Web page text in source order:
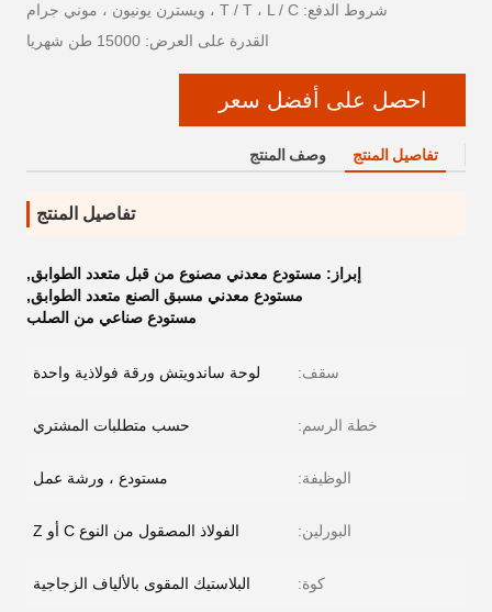
شروط الدفع: T / T ، L / C ، ويسترن يونيون ، موني جرام
القدرة على العرض: 15000 طن شهريا
احصل على أفضل سعر
تفاصيل المنتج وصف المنتج
تفاصيل المنتج
إبراز: مستودع معدني مصنوع من قبل متعدد الطوابق,
مستودع معدني مسبق الصنع متعدد الطوابق,
مستودع صناعي من الصلب
سقف: لوحة ساندويتش ورقة فولاذية واحدة
خطة الرسم: حسب متطلبات المشتري
الوظيفة: مستودع ، ورشة عمل
البورلين: الفولاذ المصقول من النوع C أو Z
كوة: البلاستيك المقوى بالألياف الزجاجية